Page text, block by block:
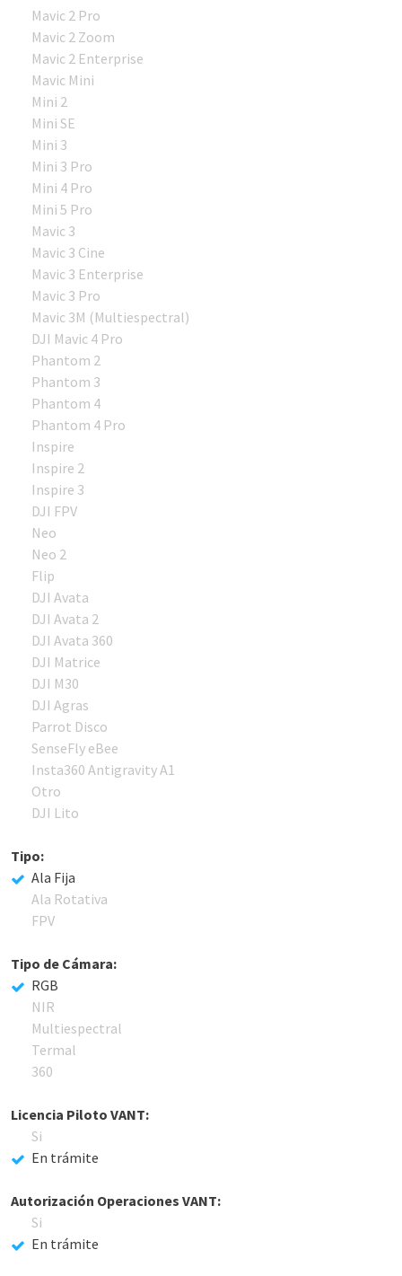
Mavic 2 Pro
Mavic 2 Zoom
Mavic 2 Enterprise
Mavic Mini
Mini 2
Mini SE
Mini 3
Mini 3 Pro
Mini 4 Pro
Mini 5 Pro
Mavic 3
Mavic 3 Cine
Mavic 3 Enterprise
Mavic 3 Pro
Mavic 3M (Multiespectral)
DJI Mavic 4 Pro
Phantom 2
Phantom 3
Phantom 4
Phantom 4 Pro
Inspire
Inspire 2
Inspire 3
DJI FPV
Neo
Neo 2
Flip
DJI Avata
DJI Avata 2
DJI Avata 360
DJI Matrice
DJI M30
DJI Agras
Parrot Disco
SenseFly eBee
Insta360 Antigravity A1
Otro
DJI Lito
Tipo:
Ala Fija
Ala Rotativa
FPV
Tipo de Cámara:
RGB
NIR
Multiespectral
Termal
360
Licencia Piloto VANT:
Si
En trámite
Autorización Operaciones VANT:
Si
En trámite